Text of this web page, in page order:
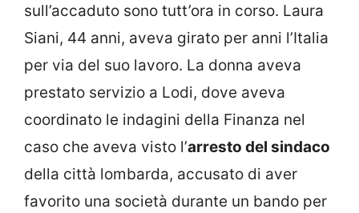
sull’accaduto sono tutt’ora in corso. Laura
Siani, 44 anni, aveva girato per anni l’Italia
per via del suo lavoro. La donna aveva
prestato servizio a Lodi, dove aveva
coordinato le indagini della Finanza nel
caso che aveva visto l’arresto del sindaco
della città lombarda, accusato di aver
favorito una società durante un bando per